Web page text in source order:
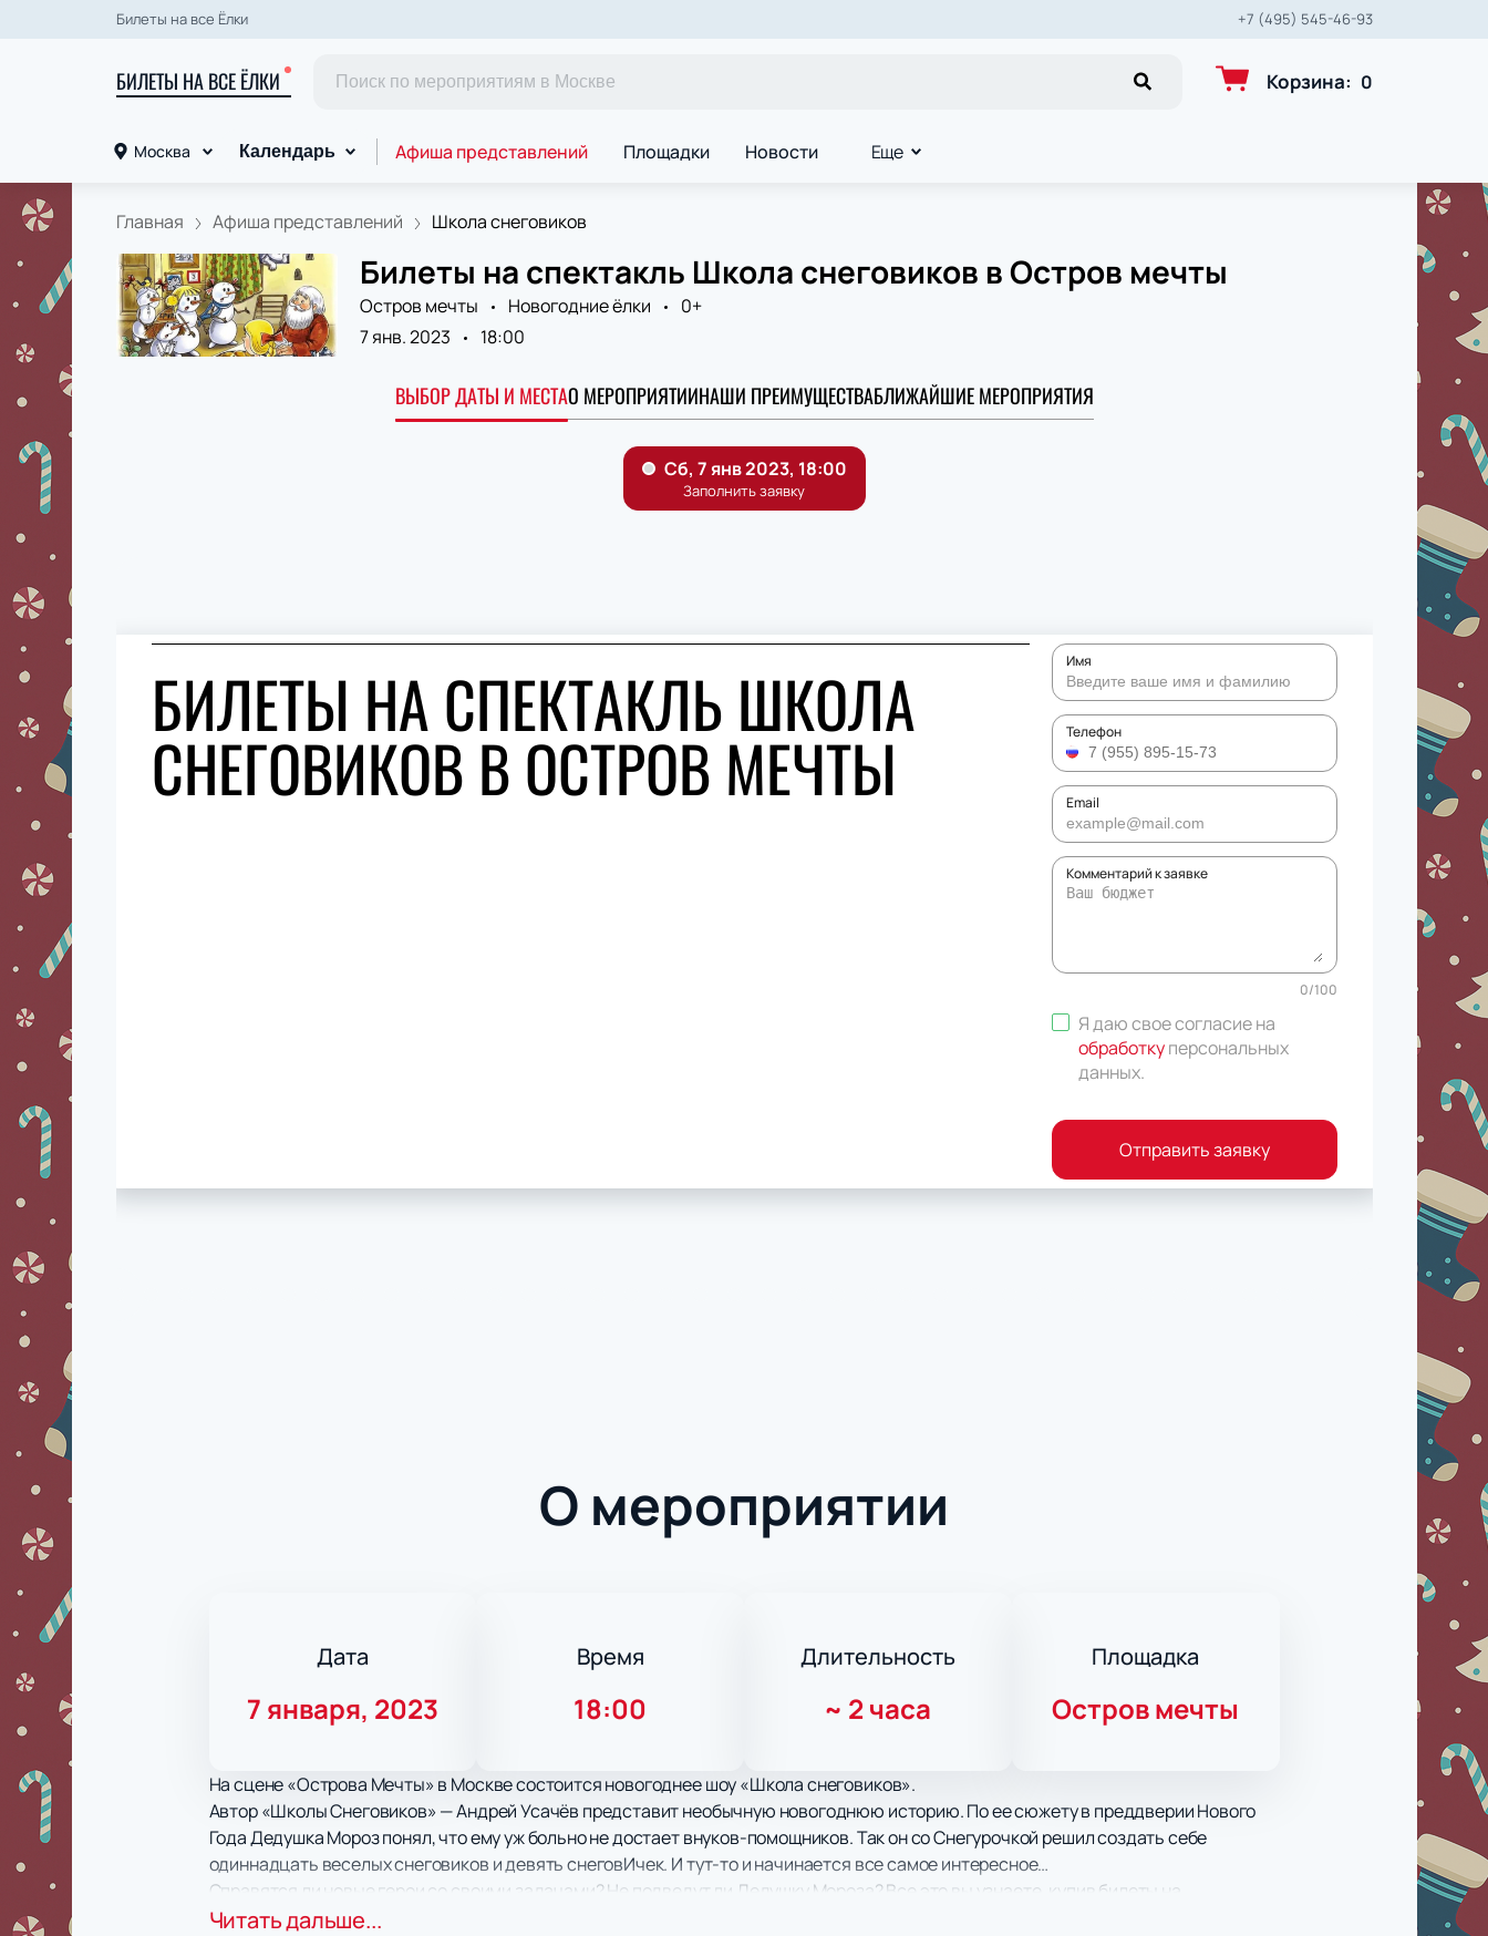
Билеты на все Ёлки +7 (495) 545-46-93
БИЛЕТЫ НА ВСЕ ЁЛКИ Корзина: 0
Москва Календарь Афиша представлений Площадки Новости Еще
Главная Афиша представлений Школа снеговиков
Билеты на спектакль Школа снеговиков в Остров мечты
Остров мечты Новогодние ёлки
0+
7 янв. 2023
18:00
ВЫБОР ДАТЫ И МЕСТАО МЕРОПРИЯТИИНАШИ ПРЕИМУЩЕСТВАБЛИЖАЙШИЕ МЕРОПРИЯТИЯ
БИЛЕТЫ НА СПЕКТАКЛЬ ШКОЛА
СНЕГОВИКОВ В ОСТРОВ МЕЧТЫ
Имя
Телефон
Email
Комментарий к заявке
0/100
Я даю свое согласие на
обработкуперсональных
данных.
Отправить заявку
О мероприятии
Дата
7 января, 2023
Время
18:00
Длительность
~ 2 часа
Площадка
Остров мечты
На сцене «Острова Мечты» в Москве состоится новогоднее шоу «Школа снеговиков».
Автор «Школы Снеговиков» — Андрей Усачёв представит необычную новогоднюю историю. По ее сюжету в преддверии Нового
Года Дедушка Мороз понял, что ему уж больно не достает внуков-помощников. Так он со Снегурочкой решил создать себе
одиннадцать веселых снеговиков и девять снеговИчек. И тут-то и начинается все самое интересное…
Справятся ли новые герои со своими задачами? Не подведут ли Дедушку Мороза? Все это вы узнаете, купив билеты на
поучительную, но очень веселую новогоднюю сказку «Школа Снеговиков».
Читать дальше...